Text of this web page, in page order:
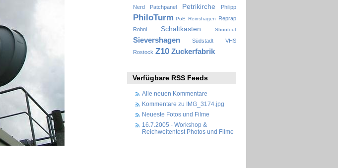
Nerd
Patchpanel Petrikirche Philipp
PhiloTurm PoE Reinshagen
Reprap
Robni
Schaltkasten Shootout
Sievershagen Südstadt
VHS
Rostock Z10 Zuckerfabrik
Verfügbare RSS Feeds
Alle neuen Kommentare
Kommentare zu IMG_3174.jpg
Neueste Fotos und Filme
16.7.2005 - Workshop &
Reichweitentest Photos und Filme